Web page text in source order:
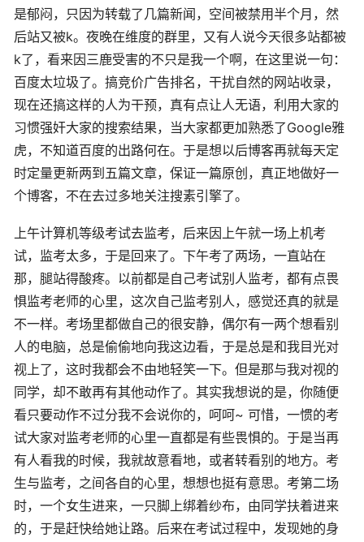
是郁闷，只因为转载了几篇新闻，空间被禁用半个月，然
后站又被k。夜晚在维度的群里，又有人说今天很多站都被
k了，看来因三鹿受害的不只是我一个啊，在这里说一句：
百度太垃圾了。搞竞价广告排名，干扰自然的网站收录，
现在还搞这样的人为干预，真有点让人无语，利用大家的
习惯强奸大家的搜索结果，当大家都更加熟悉了Google雅
虎，不知道百度的出路何在。于是想以后博客再就每天定
时定量更新两到五篇文章，保证一篇原创，真正地做好一
个博客，不在去过多地关注搜素引擎了。
上午计算机等级考试去监考，后来因上午就一场上机考
试，监考太多，于是回来了。下午考了两场，一直站在
那，腿站得酸疼。以前都是自己考试别人监考，都有点畏
惧监考老师的心里，这次自己监考别人，感觉还真的就是
不一样。考场里都做自己的很安静，偶尔有一两个想看别
人的电脑，总是偷偷地向我这边看，于是总是和我目光对
视上了，这时我都会不由地轻笑一下。但是那与我对视的
同学，却不敢再有其他动作了。其实我想说的是，你随便
看只要动作不过分我不会说你的，呵呵~ 可惜，一惯的考
试大家对监考老师的心里一直都是有些畏惧的。于是当再
有人看我的时候，我就故意看地，或者转看别的地方。考
生与监考，之间各自的心里，想想也挺有意思。考第二场
时，一个女生进来，一只脚上绑着纱布，由同学扶着进来
的，于是赶快给她让路。后来在考试过程中，发现她的身